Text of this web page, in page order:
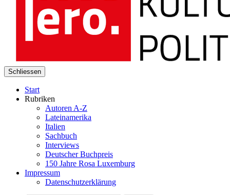
Schliessen
Start
Rubriken
Autoren A-Z
Lateinamerika
Italien
Sachbuch
Interviews
Deutscher Buchpreis
150 Jahre Rosa Luxemburg
Impressum
Datenschutzerklärung